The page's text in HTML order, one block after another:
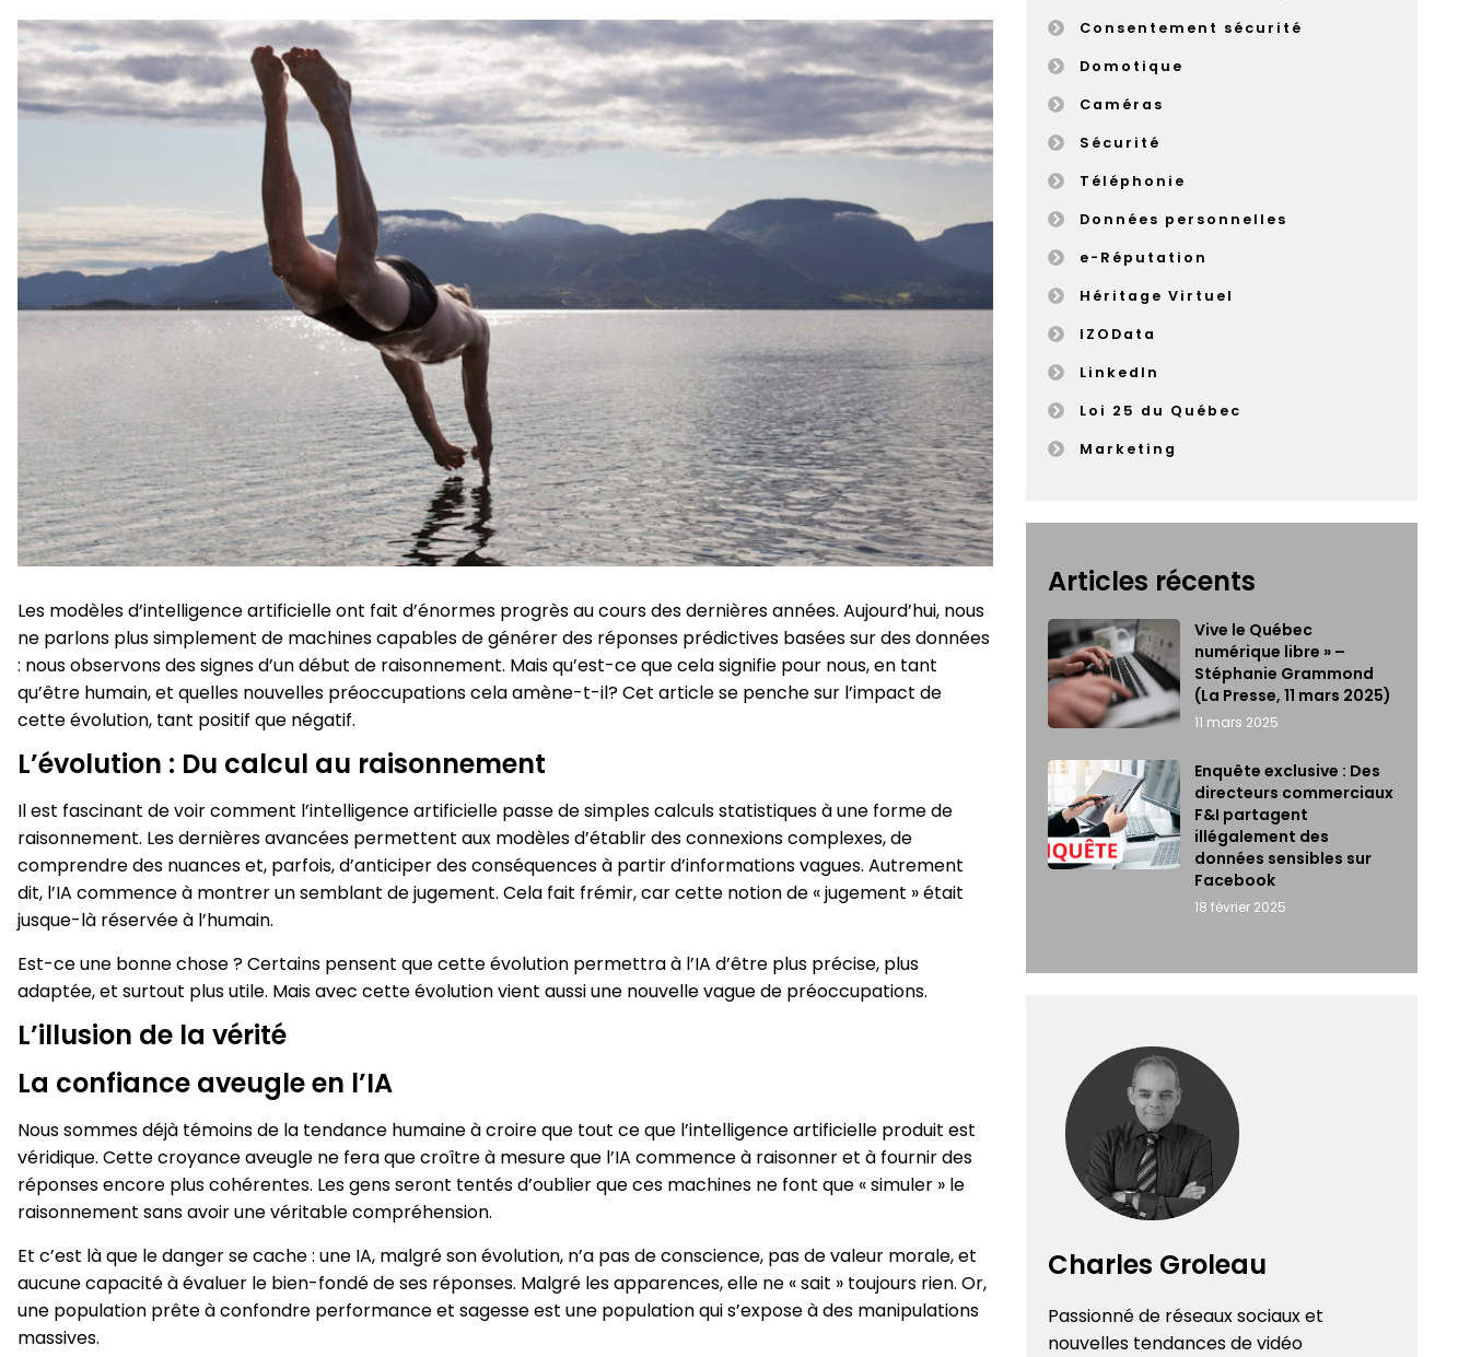
Les modèles d’intelligence artificielle ont fait d’énormes progrès au cours des dernières années. Aujourd’hui, nous
ne parlons plus simplement de machines capables de générer des réponses prédictives basées sur des données
: nous observons des signes d’un début de raisonnement. Mais qu’est-ce que cela signifie pour nous, en tant
qu’être humain, et quelles nouvelles préoccupations cela amène-t-il? Cet article se penche sur l’impact de
cette évolution, tant positif que négatif.
L’évolution : Du calcul au raisonnement
Il est fascinant de voir comment l’intelligence artificielle passe de simples calculs statistiques à une forme de
raisonnement. Les dernières avancées permettent aux modèles d’établir des connexions complexes, de
comprendre des nuances et, parfois, d’anticiper des conséquences à partir d’informations vagues. Autrement
dit, l’IA commence à montrer un semblant de jugement. Cela fait frémir, car cette notion de « jugement » était
jusque-là réservée à l’humain.
Est-ce une bonne chose ? Certains pensent que cette évolution permettra à l’IA d’être plus précise, plus
adaptée, et surtout plus utile. Mais avec cette évolution vient aussi une nouvelle vague de préoccupations.
L’illusion de la vérité
La confiance aveugle en l’IA
Nous sommes déjà témoins de la tendance humaine à croire que tout ce que l’intelligence artificielle produit est
véridique. Cette croyance aveugle ne fera que croître à mesure que l’IA commence à raisonner et à fournir des
réponses encore plus cohérentes. Les gens seront tentés d’oublier que ces machines ne font que « simuler » le
raisonnement sans avoir une véritable compréhension.
Et c’est là que le danger se cache : une IA, malgré son évolution, n’a pas de conscience, pas de valeur morale, et
aucune capacité à évaluer le bien-fondé de ses réponses. Malgré les apparences, elle ne « sait » toujours rien. Or,
une population prête à confondre performance et sagesse est une population qui s’expose à des manipulations
massives.
Consentement sécurité
Domotique
Caméras
Sécurité
Téléphonie
Données personnelles
e-Réputation
Héritage Virtuel
IZOData
LinkedIn
Loi 25 du Québec
Marketing
Articles récents
Vive le Québec
numérique libre » –
Stéphanie Grammond
(La Presse, 11 mars 2025)
11 mars 2025
Enquête exclusive : Des
directeurs commerciaux
F&I partagent
illégalement des
données sensibles sur
Facebook
18 février 2025
Charles Groleau
Passionné de réseaux sociaux et
nouvelles tendances de vidéo